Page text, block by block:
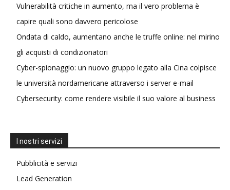
Vulnerabilità critiche in aumento, ma il vero problema è
capire quali sono davvero pericolose
Ondata di caldo, aumentano anche le truffe online: nel mirino
gli acquisti di condizionatori
Cyber-spionaggio: un nuovo gruppo legato alla Cina colpisce
le università nordamericane attraverso i server e-mail
Cybersecurity: come rendere visibile il suo valore al business
I nostri servizi
Pubblicità e servizi
Lead Generation